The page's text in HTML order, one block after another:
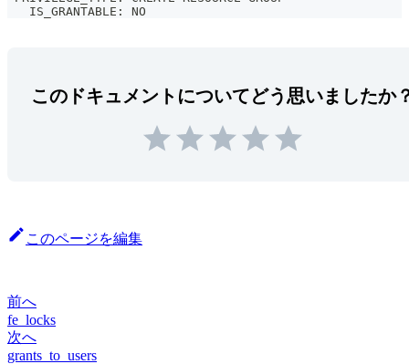
   IS_GRANTABLE: NO
このドキュメントについてどう思いましたか
このページを編集
前へ
fe_locks
次へ
grants_to_users